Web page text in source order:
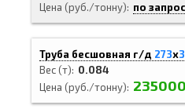
Цена (руб./тонну)
по
Труба бесшовная г/д 273х
Вес (т)
0.084
Цена (руб./тонну)